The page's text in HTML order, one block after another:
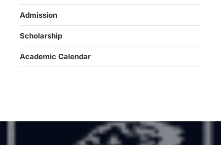
Admission
Scholarship
Academic Calendar